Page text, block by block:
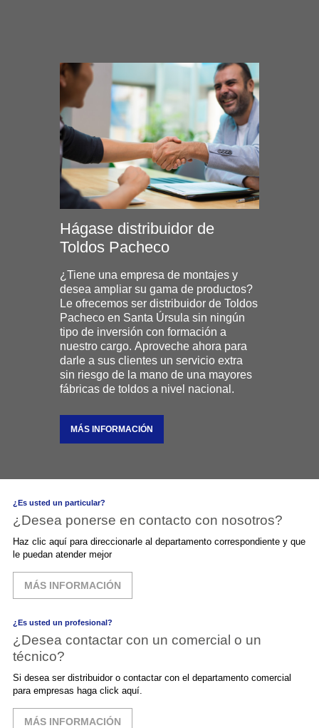
Hágase distribuidor de
Toldos Pacheco
¿Tiene una empresa de montajes y
desea ampliar su gama de productos?
Le ofrecemos ser distribuidor de Toldos
Pacheco en Santa Úrsula sin ningún
tipo de inversión con formación a
nuestro cargo. Aproveche ahora para
darle a sus clientes un servicio extra
sin riesgo de la mano de una mayores
fábricas de toldos a nivel nacional.
MÁS INFORMACIÓN
¿Es usted un particular?
¿Desea ponerse en contacto con nosotros?
Haz clic aquí para direccionarle al departamento correspondiente y que
le puedan atender mejor
MÁS INFORMACIÓN
¿Es usted un profesional?
¿Desea contactar con un comercial o un
técnico?
Si desea ser distribuidor o contactar con el departamento comercial
para empresas haga click aquí.
MÁS INFORMACIÓN